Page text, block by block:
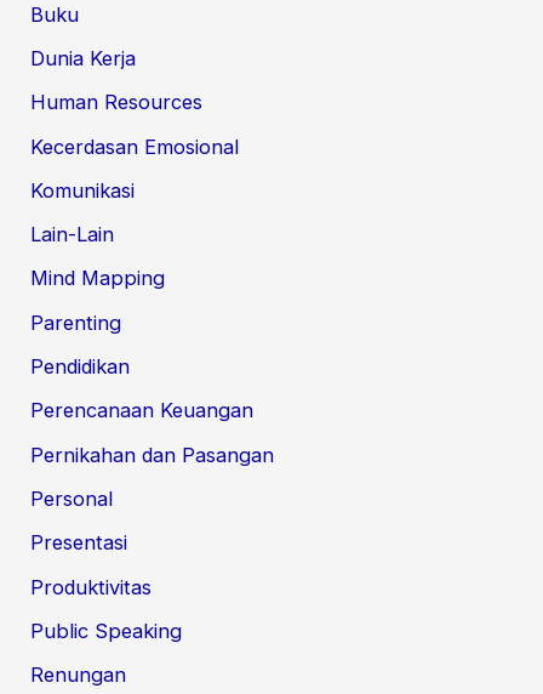
Buku
Dunia Kerja
Human Resources
Kecerdasan Emosional
Komunikasi
Lain-Lain
Mind Mapping
Parenting
Pendidikan
Perencanaan Keuangan
Pernikahan dan Pasangan
Personal
Presentasi
Produktivitas
Public Speaking
Renungan